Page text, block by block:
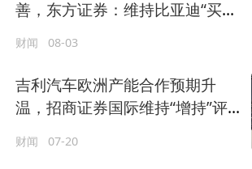
善，东方证券：维持比亚迪“买
财闻 08-03
吉利汽车欧洲产能合作预期升
温，招商证券国际维持“增持”评
财闻 07-20